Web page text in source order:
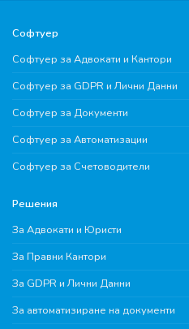
Софтуер
Софтуер за Адвокати и Кантори
Софтуер за GDPR и Лични Данни
Софтуер за Документи
Софтуер за Автоматизации
Софтуер за Счетоводители
Решения
За Адвокати и Юристи
За Правни Кантори
За GDPR и Лични Данни
За автоматизиране на документи